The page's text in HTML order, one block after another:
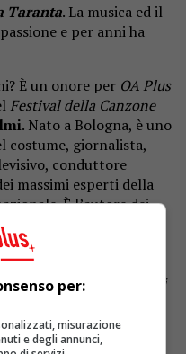
Taranta. La musica ed il
e per anni ha
È un onore per OA Plus
Festival della Canzone
. Nato a Bologna, è uno
costume, giornalista,
conduttore
massimi esperti della
È l’autore dei
canzone italiana”
(2010), ma proprio in
2020, ha
volume “Il Festival di
al 2019, quello che
e non solo.
per:
misurazione
e degli annunci,